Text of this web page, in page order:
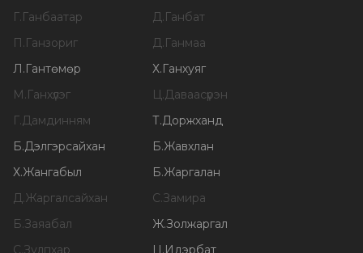
Г.Ганбаатар Д.Ганбат
П.Ганзориг Д.Ганмаа
Л.Гантөмөр Х.Ганхуяг
М.Ганхүлэг Ц.Даваасүрэн
Г.Дамдинням Т.Доржханд
Б.Дэлгэрсайхан Б.Жавхлан
Х.Жангабыл Б.Жаргалан
Д.Жаргалсайхан С.Замира
Б.Заяабал Ж.Золжаргал
С.Зулпхар Ц.Идэрбат